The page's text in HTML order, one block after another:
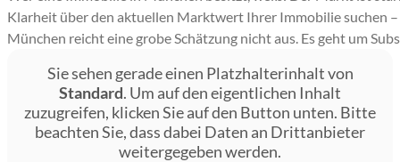
Klarheit über den aktuellen Marktwert Ihrer Immobilie suchen
München reicht eine grobe Schätzung nicht aus. Es geht um
Sie sehen gerade einen Platzhalterinhalt von
Standard. Um auf den eigentlichen Inhalt
zuzugreifen, klicken Sie auf den Button unten. Bitte
beachten Sie, dass dabei Daten an Drittanbieter
weitergegeben werden.